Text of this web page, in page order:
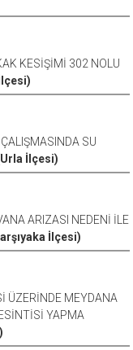
KESİŞİMİ 302 NOLU
SU
İlçesi)
ARIZASI NEDENİ İLE
İlçesi)
ÜZERİNDE MEYDANA
YAPMA